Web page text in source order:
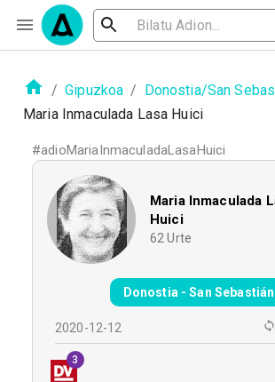
/ Gipuzkoa / Donostia/San
Maria Inmaculada Lasa Huici
#adioMariaInmaculadaLasaHuici
Maria Inmaculada
Huici
62 Urte
Donostia - San Sebastián
2020-12-12
3